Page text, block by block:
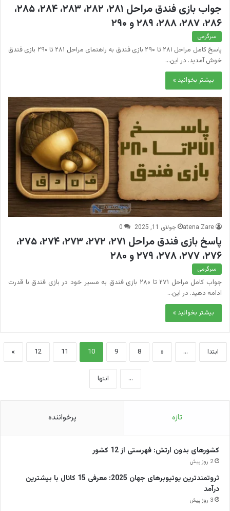
جواب بازی فندق مراحل ۲۸۱، ۲۸۲، ۲۸۳، ۲۸۴، ۲۸۵،
۲۸۶، ۲۸۷، ۲۸۸، ۲۸۹ و ۲۹۰
سرگرمی
پاسخ کامل مراحل ۲۸۱ تا ۲۹۰ بازی فندق به راهنمای مراحل ۲۸۱ تا ۲۹۰ بازی فندق
خوش آمدید. در این…
بیشتر بخوانید »
atena Zare جولای 11, 2025 0
پاسخ بازی فندق مراحل ۲۷۱، ۲۷۲، ۲۷۳، ۲۷۴، ۲۷۵،
۲۷۶، ۲۷۷، ۲۷۸، ۲۷۹ و ۲۸۰
سرگرمی
جواب کامل مراحل ۲۷۱ تا ۲۸۰ بازی فندق به مسیر خود در بازی فندق با قدرت
ادامه دهید. در این…
بیشتر بخوانید »
ابتدا ...
«
8
9
10
11
12
»
... انتها
تازه پرخواننده
کشورهای بدون ارتش: فهرستی از 12 کشور
2 روز پیش
ثروتمندترین یوتیوبرهای جهان 2025: معرفی 15 کانال با بیشترین
درآمد
3 روز پیش